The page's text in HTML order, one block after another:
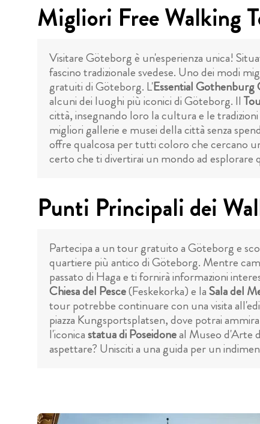
Migliori Free Walking
Visitare Göteborg è un'esperienza unica!
fascino tradizionale svedese. Uno dei modi
gratuiti di Göteborg. L'Essential Gothenburg
alcuni dei luoghi più iconici di Göteborg. Il
città, insegnando loro la cultura e le tradizioni
migliori gallerie e musei della città senza
offre qualcosa per tutti coloro che cercano
certo che ti divertirai un mondo ad esplorare
Punti Principali dei
Partecipa a un tour gratuito a Göteborg e
quartiere più antico di Göteborg. Mentre
passato di Haga e ti fornirà informazioni
Chiesa del Pesce(Feskekorka) e laSala del
tour potrebbe continuare con una visita
piazza Kungsportsplatsen, dove potrai
l'iconicastatua di Poseidoneal Museo d'Arte
aspettare? Unisciti a una guida per un